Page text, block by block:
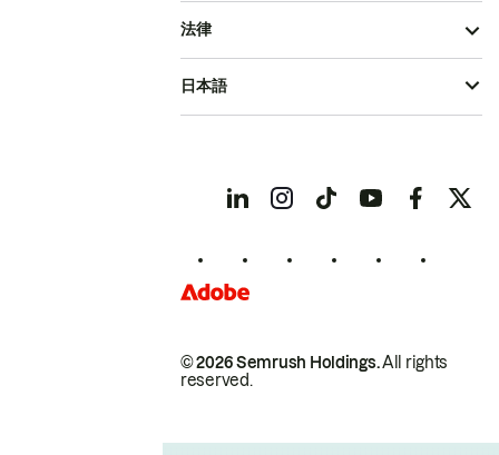
© 2026 Semrush Holdings.All rights
reserved.
法律
日本語